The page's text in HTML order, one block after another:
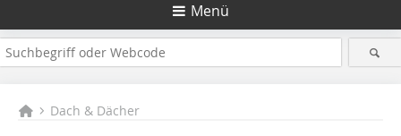
Menü
Dach & Dächer